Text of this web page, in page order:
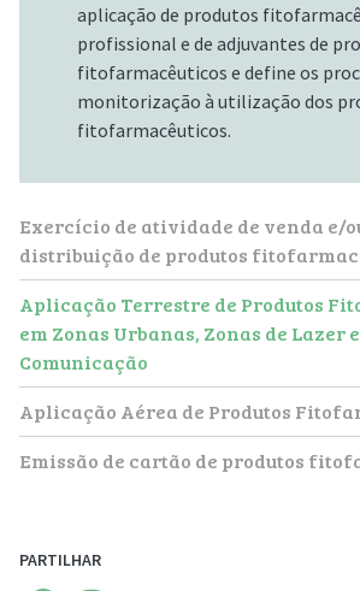
Exercício de atividade de venda e/
distribuição de produtos
Aplicação Terrestre de Produtos
em Zonas Urbanas, Zonas de Lazer
Comunicação
Aplicação Aérea de Produtos
Emissão de cartão de produtos
aplicação de produtos
profissional e de adjuvantes de
fitofarmacêuticos e define os
monitorização à utilização dos
fitofarmacêuticos.
PARTILHAR